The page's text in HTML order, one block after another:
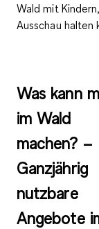
Wald mit
Ausschau halten
Was kann
im Wald
machen? –
Ganzjährig
nutzbare
Angebote